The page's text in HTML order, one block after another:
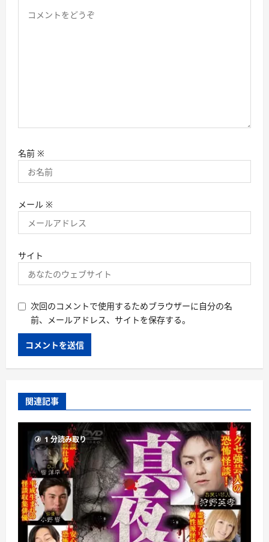
名前 ※
メール ※
サイト
次回のコメントで使用するためブラウザーに自分の名
前、メールアドレス、サイトを保存する。
関連記事
1 分読み取り